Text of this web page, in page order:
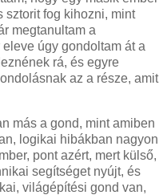
sztorit fog kihozni, mint
megtanultam a
eleve úgy gondoltam át a
rá, és egyre
az a része, amit
más a gond, mint amiben
logikai hibákban nagyon
pont azért, mert külső,
segítséget nyújt, és
világépítési gond van,